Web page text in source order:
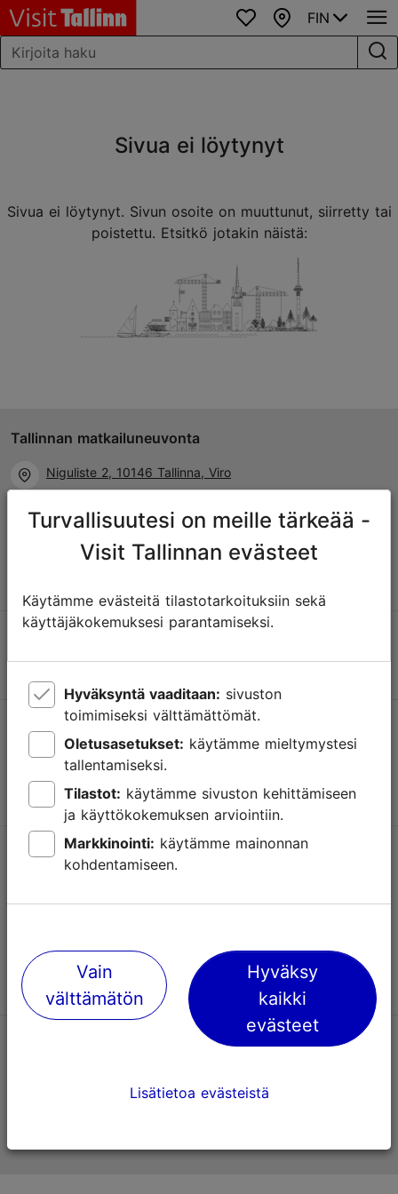
SuosikitKartta
FIN
Sivua ei löytynyt
Sivua ei löytynyt. Sivun osoite on muuttunut, siirretty tai
poistettu. Etsitkö jotakin näistä:
Tallinnan matkailuneuvonta
Niguliste 2, 10146 Tallinna, Viro
+372 645 7777
info@visittallinn.ee
Tallinnassa tapahtuu
Saa tietoa tulevista tapahtumista, uusista nähtävyyksistä,
erikoistarjouksista ja paljosta muusta.
Tuki
Ota yhteyttä
Viron virallinen matkailusivusto
Turvallisuutesi on meille tärkeää -
Visit Tallinnan evästeet
Käytämme evästeitä tilastotarkoituksiin sekä
käyttäjäkokemuksesi parantamiseksi.
Hyväksyntä vaaditaan:
toimimiseksi välttämättömät.
Oletusasetukset:
tallentamiseksi.
Tilastot:
ja käyttökokemuksen arviointiin.
Markkinointi:
kohdentamiseen.
Vain
välttämätön
Hyväksy
kaikki
evästeet
Lisätietoa evästeistä